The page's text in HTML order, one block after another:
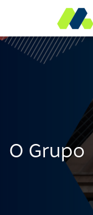
O Grupo